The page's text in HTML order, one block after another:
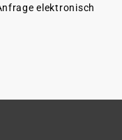
elektronisch